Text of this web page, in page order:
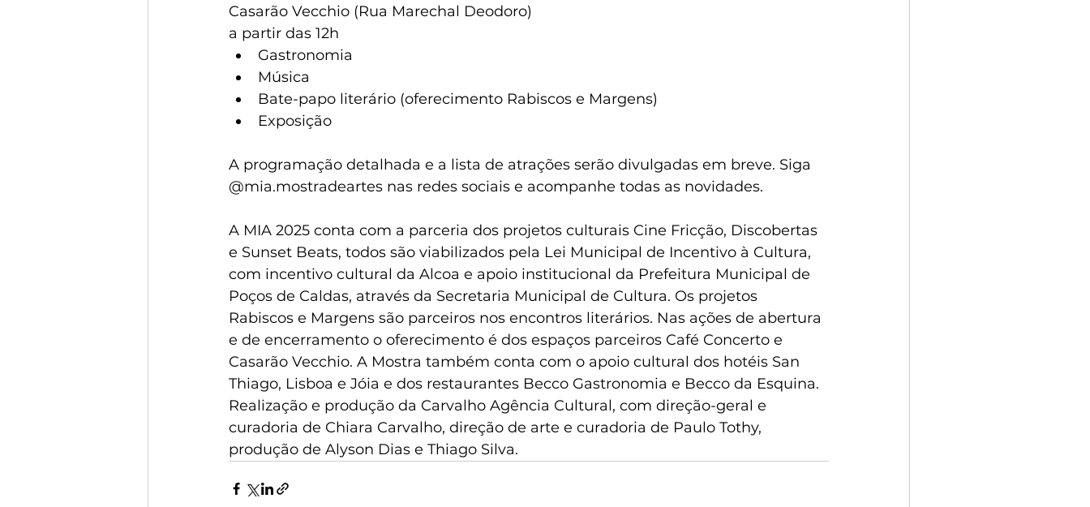
Casarão Vecchio (Rua Marechal Deodoro)
a partir das 12h
Gastronomia
Música
Bate-papo literário (oferecimento Rabiscos e Margens)
Exposição
A programação detalhada e a lista de atrações serão divulgadas em breve. Siga
@mia.mostradeartes nas redes sociais e acompanhe todas as novidades.
A MIA 2025 conta com a parceria dos projetos culturais Cine Fricção, Discobertas
e Sunset Beats, todos são viabilizados pela Lei Municipal de Incentivo à Cultura,
com incentivo cultural da Alcoa e apoio institucional da Prefeitura Municipal de
Poços de Caldas, através da Secretaria Municipal de Cultura. Os projetos
Rabiscos e Margens são parceiros nos encontros literários. Nas ações de abertura
e de encerramento o oferecimento é dos espaços parceiros Café Concerto e
Casarão Vecchio. A Mostra também conta com o apoio cultural dos hotéis San
Thiago, Lisboa e Jóia e dos restaurantes Becco Gastronomia e Becco da Esquina.
Realização e produção da Carvalho Agência Cultural, com direção-geral e
curadoria de Chiara Carvalho, direção de arte e curadoria de Paulo Tothy,
produção de Alyson Dias e Thiago Silva.